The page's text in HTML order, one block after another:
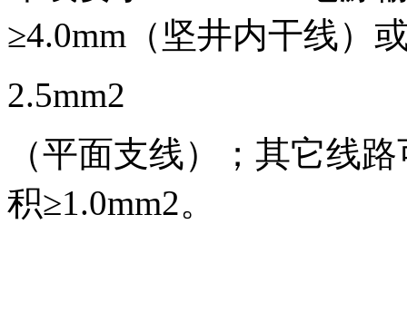
≥4.0mm（坚井内干线）
2.5mm2
（平面支线）；其它线
积≥1.0mm2。